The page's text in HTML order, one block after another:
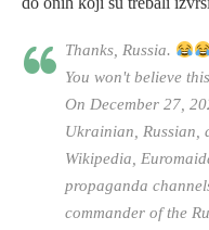
Thanks, Russia.
You won't believe
On December 27,
Ukrainian, Russian,
Wikipedia,
propaganda
commander of the